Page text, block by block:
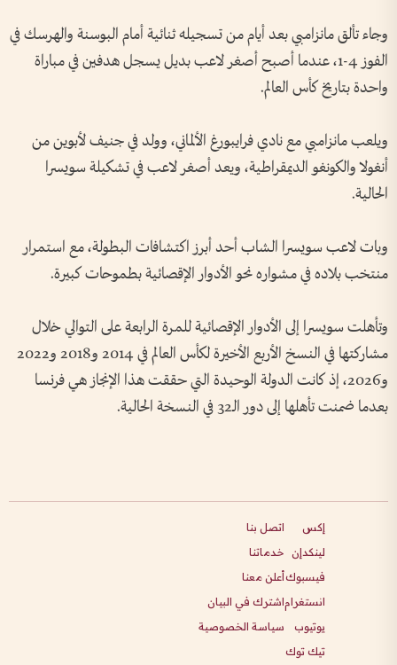
وجاء تألق مانزامبي بعد أيام من تسجيله ثنائية أمام البوسنة والهرسك في
الفوز 4-1، عندما أصبح أصغر لاعب بديل يسجل هدفين في مباراة
واحدة بتاريخ كأس العالم.
ويلعب مانزامبي مع نادي فرايبورغ الألماني، وولد في جنيف لأبوين من
أنغولا والكونغو الديمقراطية، ويعد أصغر لاعب في تشكيلة سويسرا
الحالية.
وبات لاعب سويسرا الشاب أحد أبرز اكتشافات البطولة، مع استمرار
منتخب بلاده في مشواره نحو الأدوار الإقصائية بطموحات كبيرة.
وتأهلت سويسرا إلى الأدوار الإقصائية للمرة الرابعة على التوالي خلال
مشاركتها في النسخ الأربع الأخيرة لكأس العالم في 2014 و2018 و2022
و2026، إذ كانت الدولة الوحيدة التي حققت هذا الإنجاز هي فرنسا
بعدما ضمنت تأهلها إلى دور الـ32 في النسخة الحالية.
إكس
لينكدإن
فيسبوك
انستغرام
يوتيوب
تيك توك
اتصل بنا
خدماتنا
أعلن معنا
اشترك في البيان
سياسة الخصوصية